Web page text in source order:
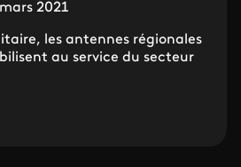
2021
les antennes régionales
au service du secteur